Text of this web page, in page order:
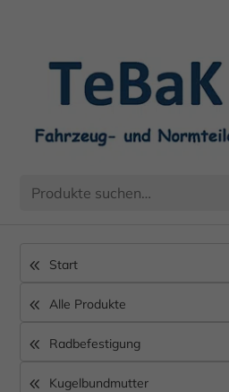
Start
Alle Produkte
Radbefestigung
Kugelbundmutter